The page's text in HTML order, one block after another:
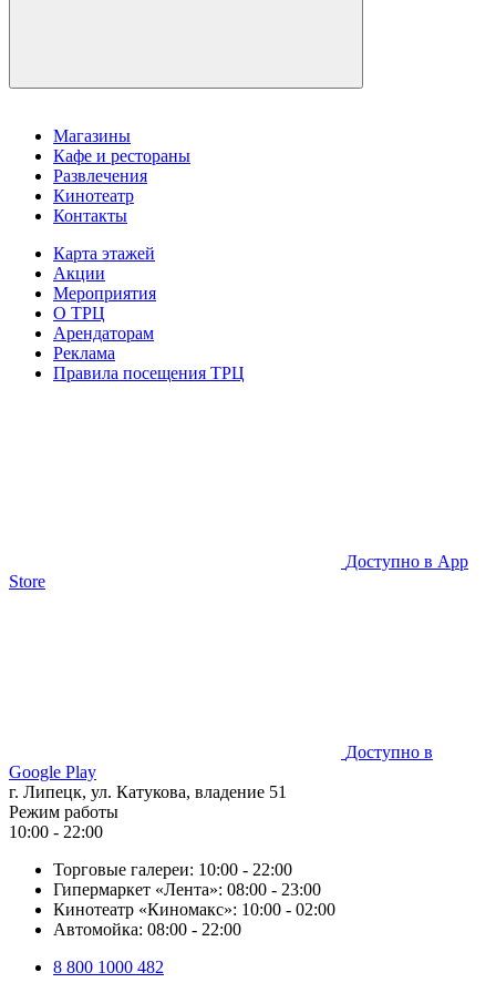
Магазины
Кафе и рестораны
Развлечения
Кинотеатр
Контакты
Карта этажей
Акции
Мероприятия
О ТРЦ
Арендаторам
Реклама
Правила посещения ТРЦ
Доступно в App
Store
Доступно в
Google Play
г. Липецк, ул. Катукова, владение 51
Режим работы
10:00 - 22:00
Торговые галереи: 10:00 - 22:00
Гипермаркет «Лента»: 08:00 - 23:00
Кинотеатр «Киномакс»: 10:00 - 02:00
Автомойка: 08:00 - 22:00
8 800 1000 482